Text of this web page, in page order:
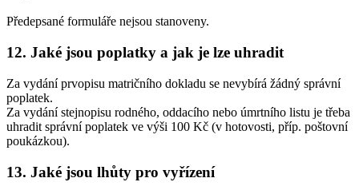
Předepsané formuláře nejsou stanoveny.
12. Jaké jsou poplatky a jak je lze uhradit
Za vydání prvopisu matričního dokladu se nevybírá žádný správní
poplatek.
Za vydání stejnopisu rodného, oddacího nebo úmrtního listu je třeba
uhradit správní poplatek ve výši 100 Kč (v hotovosti, příp. poštovní
poukázkou).
13. Jaké jsou lhůty pro vyřízení